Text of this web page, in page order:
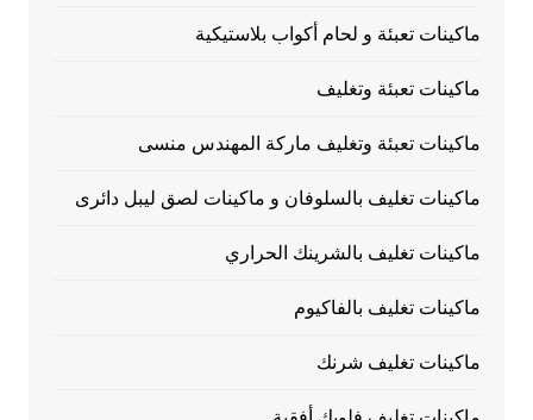
ماكينات تعبئة و لحام أكواب بلاستيكية
ماكينات تعبئة وتغليف
ماكينات تعبئة وتغليف ماركة المهندس منسى
ماكينات تغليف بالسلوفان و ماكينات لصق ليبل دائرى
ماكينات تغليف بالشرينك الحراري
ماكينات تغليف بالفاكيوم
ماكينات تغليف شرنك